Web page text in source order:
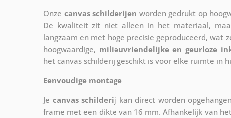
Onze canvas schilderijen worden gedrukt op
De kwaliteit zit niet alleen in het materiaal,
langzaam en met hoge precisie geproduceerd, wat
hoogwaardige, milieuvriendelijke en geurloze
het canvas schilderij geschikt is voor elke ruimte in
Eenvoudige montage
Je canvas schilderij kan direct worden
frame met een dikte van 16 mm. Afhankelijk van